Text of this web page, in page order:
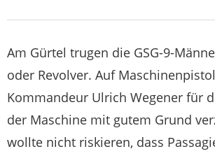
Am Gürtel trugen die GSG-9-
oder Revolver. Auf
Kommandeur Ulrich Wegener für
der Maschine mit gutem Grund
wollte nicht riskieren, dass